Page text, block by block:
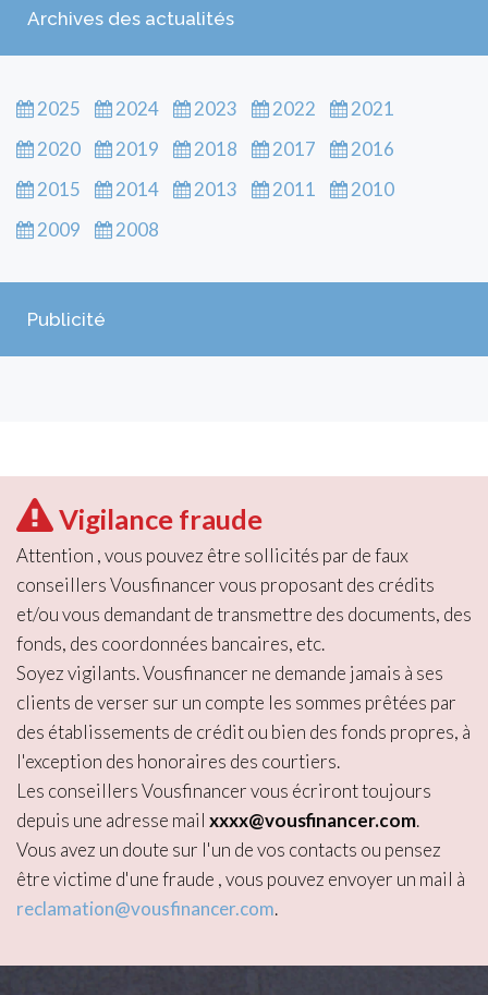
Archives des actualités
2025 2024 2023 2022
2021
2020
2019 2018 2017
2016
2015
2014 2013 2011
2010
2009
2008
Publicité
Vigilance fraude
Attention , vous pouvez être sollicités par de faux
conseillers Vousfinancer vous proposant des crédits
et/ou vous demandant de transmettre des documents, des
fonds, des coordonnées bancaires, etc.
Soyez vigilants. Vousfinancer ne demande jamais à ses
clients de verser sur un compte les sommes prêtées par
des établissements de crédit ou bien des fonds propres, à
l'exception des honoraires des courtiers.
Les conseillers Vousfinancer vous écriront toujours
depuis une adresse mail xxxx@vousfinancer.com.
Vous avez un doute sur l'un de vos contacts ou pensez
être victime d'une fraude , vous pouvez envoyer un mail à
reclamation@vousfinancer.com.